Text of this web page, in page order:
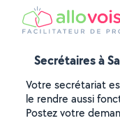
Secrétaires à
Votre secrétariat
le rendre aussi
Postez votre